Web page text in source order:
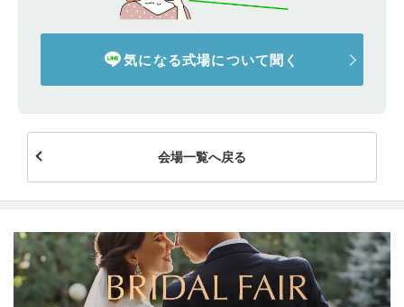
気になる式場について聞く
会場一覧へ戻る